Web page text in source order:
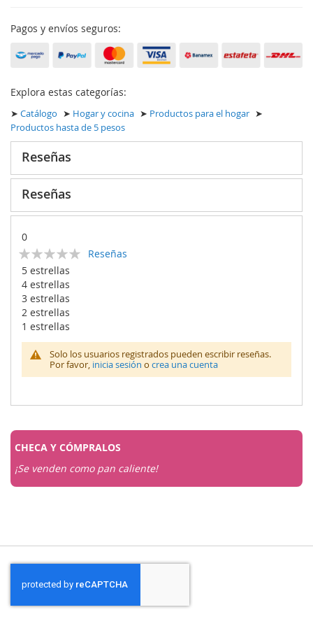
Pagos y envíos seguros:
Explora estas categorías:
➤ Catálogo ➤ Hogar y cocina ➤ Productos para el hogar ➤
Productos hasta de 5 pesos
Reseñas
Reseñas
0
Calificación:
% of100
Reseñas
5 estrellas
4 estrellas
3 estrellas
2 estrellas
1 estrellas
Solo los usuarios registrados pueden escribir reseñas.
Por favor, inicia sesión o crea una cuenta
CHECA Y CÓMPRALOS
¡Se venden como pan caliente!